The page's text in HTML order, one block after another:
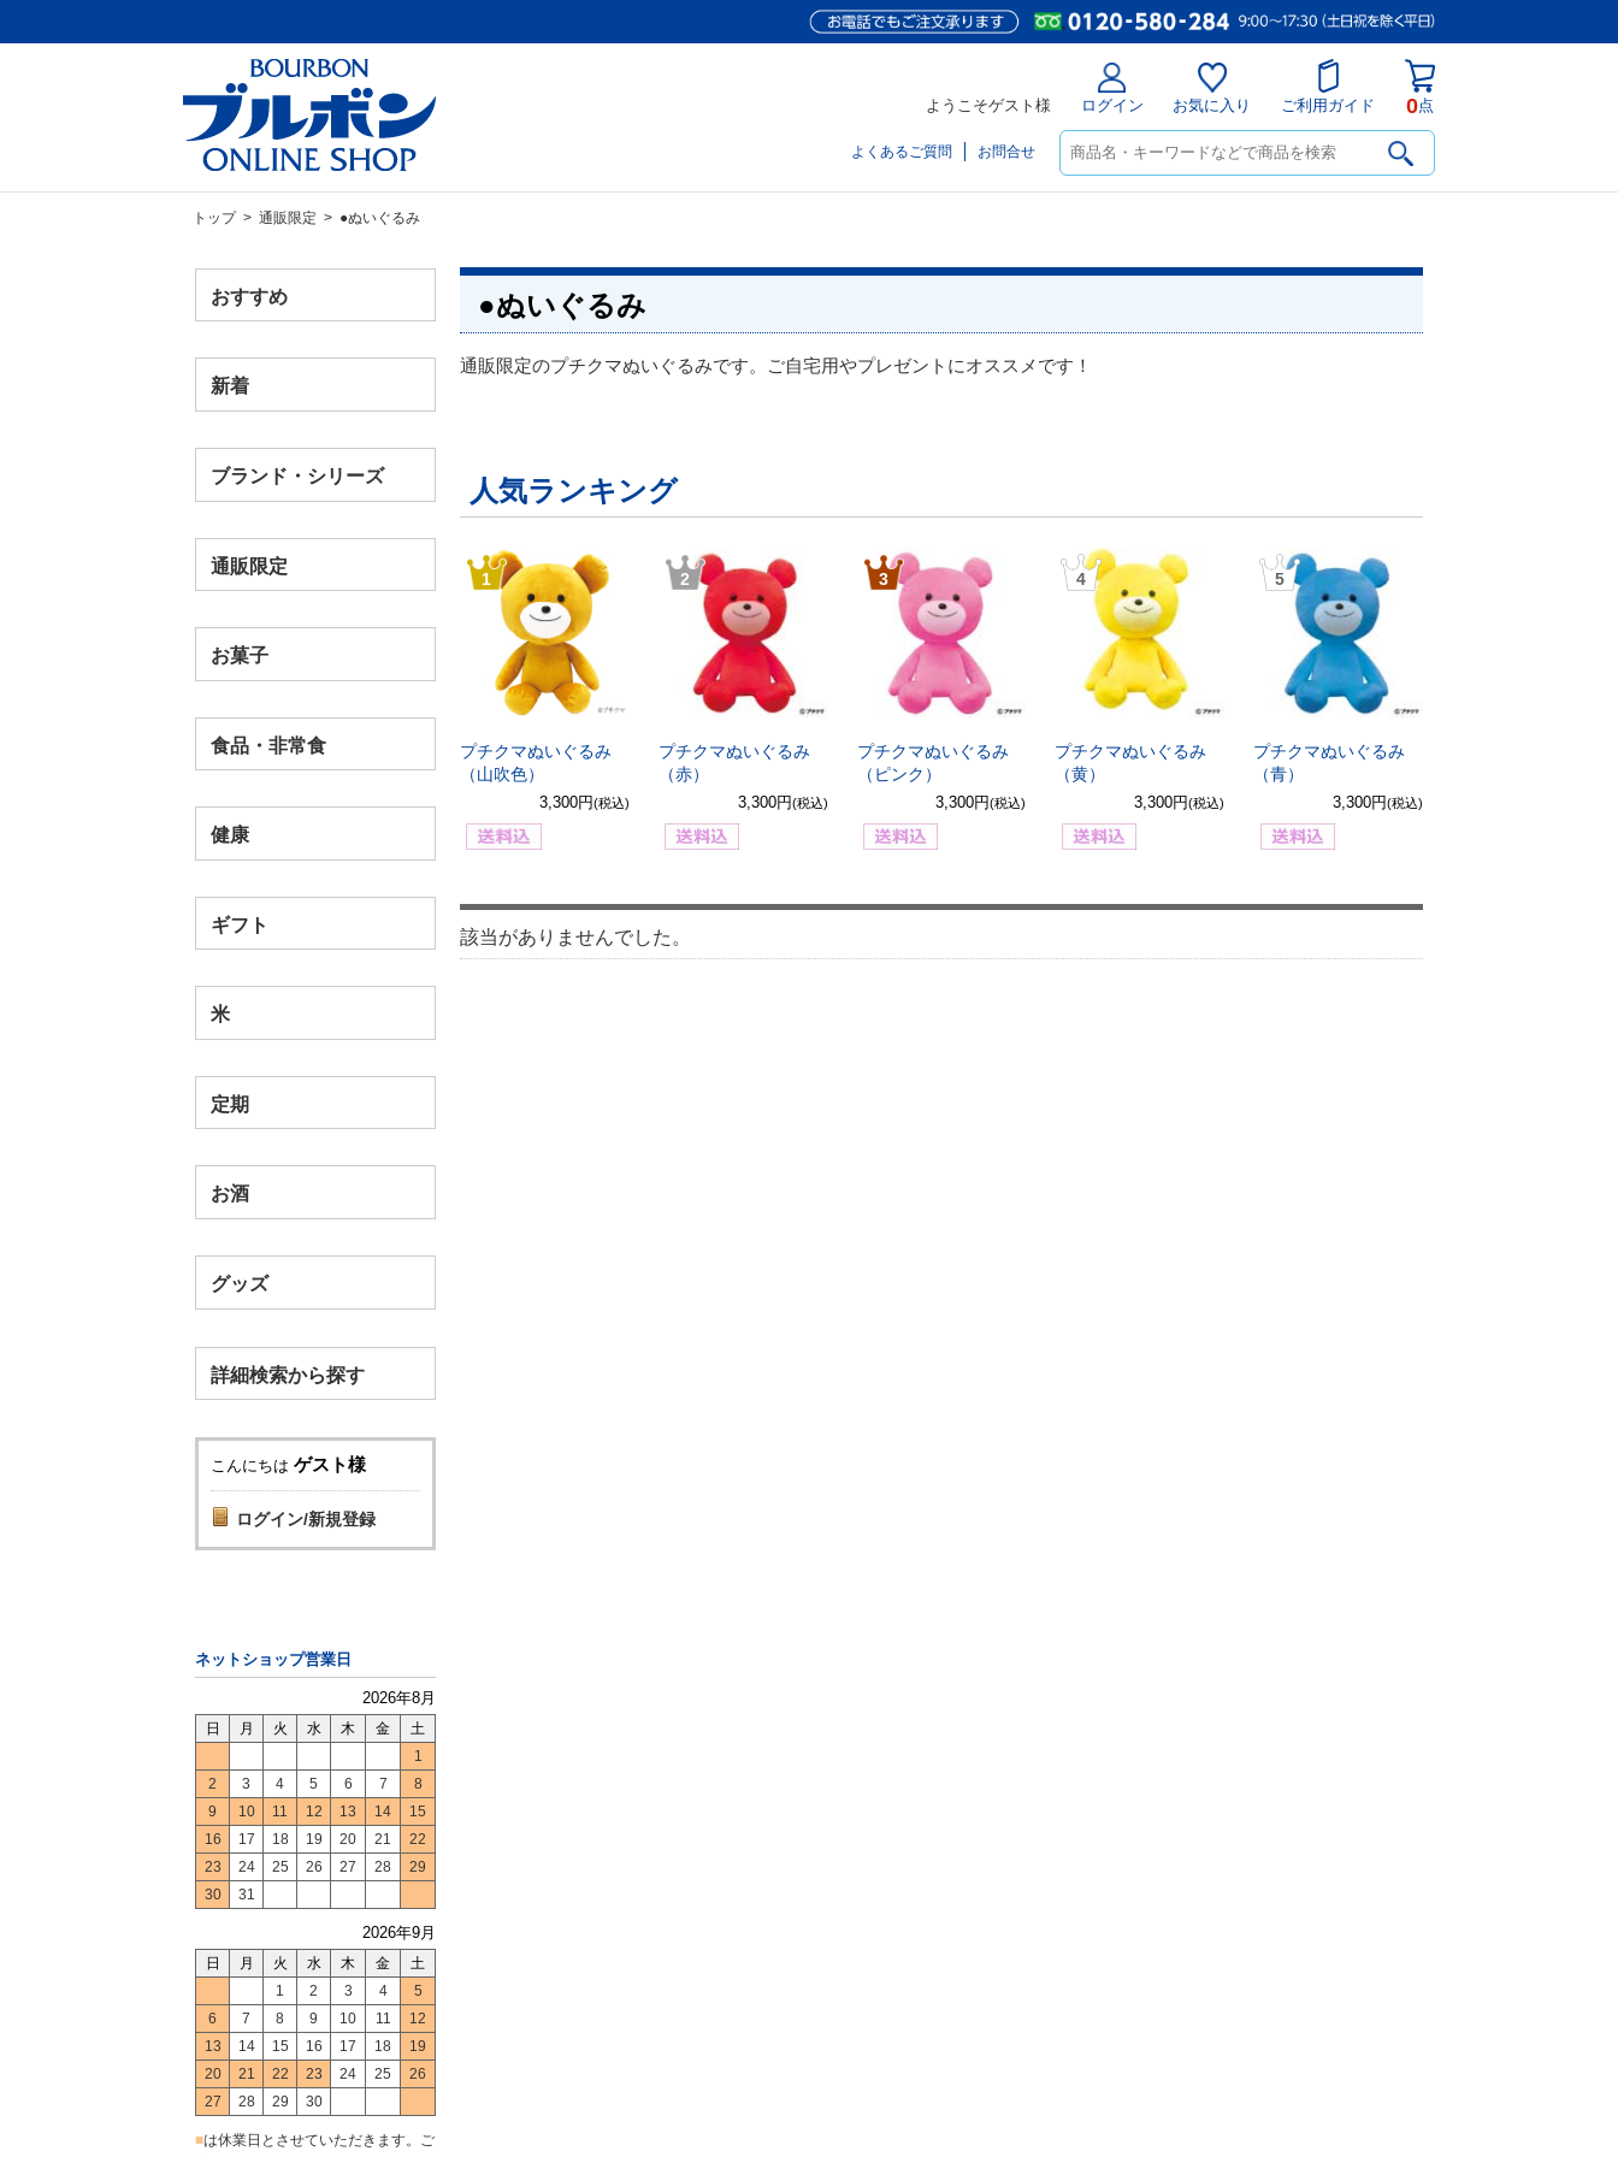
ようこそゲスト様 ログイン お気に入り ご利用ガイド 0点
よくあるご質問 お問合せ
トップ> 通販限定 > ●ぬいぐるみ
おすすめ
新着
ブランド・シリーズ
通販限定
お菓子
食品・非常食
健康
ギフト
米
定期
お酒
グッズ
詳細検索から探す
こんにちは ゲスト様
ログイン/新規登録
ネットショップ営業日
2026年8月
日 月 火 水 木 金
土
1
2
3 4 5 6 7
8
9
10 11 12 13 14
15
16
17 18 19 20 21
22
23
24 25 26 27 28
29
30
31
2026年9月
日 月 火 水 木 金
土
1
2 3 4
5
6
7 8 9 10 11
12
13
14 15 16 17 18
19
20
21 22 23 24 25
26
27
28 29 30
■は休業日とさせていただきます。ご
●ぬいぐるみ
通販限定のプチクマぬいぐるみです。ご自宅用やプレゼントにオススメです！
人気ランキング
1
プチクマぬいぐるみ
（山吹色）
3,300円(税込)
2
プチクマぬいぐるみ
（赤）
3,300円(税込)
3
プチクマぬいぐるみ
（ピンク）
3,300円(税込)
4
プチクマぬいぐるみ
（黄）
3,300円(税込)
5
プチクマぬいぐるみ
（青）
3,300円(税込)
該当がありませんでした。